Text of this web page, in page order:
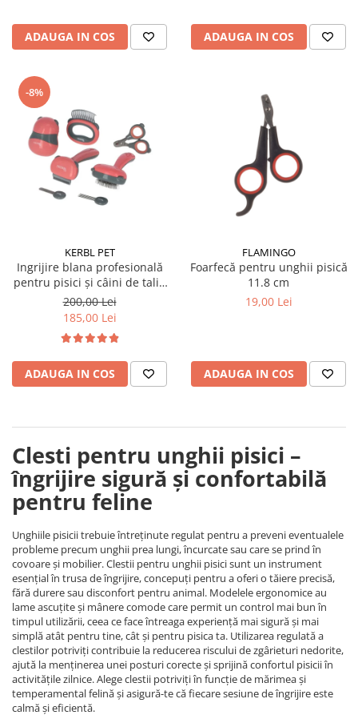
ADAUGA IN COS ADAUGA IN COS
-8%
KERBL PET
Ingrijire blana profesională
pentru pisici și câini de talie
mică 7 piese
200,00 Lei
185,00 Lei
ADAUGA IN COS
FLAMINGO
Foarfecă pentru unghii pisică
11.8 cm
19,00 Lei
ADAUGA IN COS
Clesti pentru unghii pisici –
îngrijire sigură și confortabilă
pentru feline
Unghiile pisicii trebuie întreținute regulat pentru a preveni eventualele
probleme precum unghii prea lungi, încurcate sau care se prind în
covoare și mobilier. Clestii pentru unghii pisici sunt un instrument
esențial în trusa de îngrijire, concepuți pentru a oferi o tăiere precisă,
fără durere sau disconfort pentru animal. Modelele ergonomice au
lame ascuțite și mânere comode care permit un control mai bun în
timpul utilizării, ceea ce face întreaga experiență mai sigură și mai
simplă atât pentru tine, cât și pentru pisica ta. Utilizarea regulată a
clestilor potriviți contribuie la reducerea riscului de zgârieturi nedorite,
ajută la menținerea unei posturi corecte și sprijină confortul pisicii în
activitățile zilnice. Alege clestii potriviți în funcție de mărimea și
temperamental felină și asigură-te că fiecare sesiune de îngrijire este
calmă și eficientă.